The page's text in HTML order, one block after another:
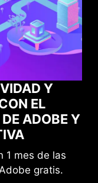
DE TUS
GAME
tu